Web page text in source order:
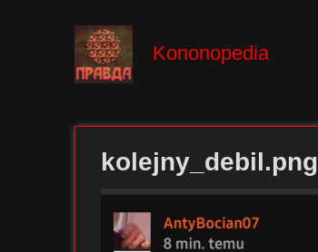
Kononopedia
kolejny_debil.png